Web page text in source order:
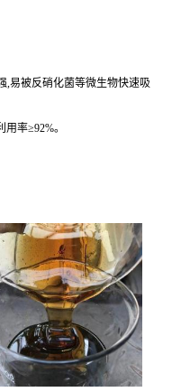
,易被反硝化菌等微生物快速吸
率≥92%。